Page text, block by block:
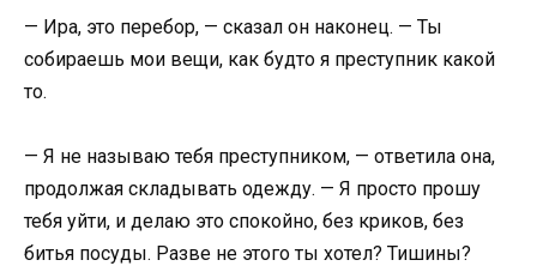
— Ира, это перебор, — сказал он наконец. — Ты
собираешь мои вещи, как будто я преступник какой
то.
— Я не называю тебя преступником, — ответила она,
продолжая складывать одежду. — Я просто прошу
тебя уйти, и делаю это спокойно, без криков, без
битья посуды. Разве не этого ты хотел? Тишины?